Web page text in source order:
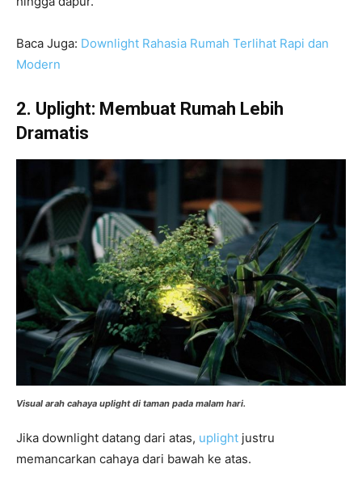
Baca Juga: Downlight Rahasia Rumah Terlihat Rapi dan
Modern
2. Uplight: Membuat Rumah Lebih
Dramatis
Visual arah cahaya uplight di taman pada malam hari.
Jika downlight datang dari atas, uplight justru
memancarkan cahaya dari bawah ke atas.